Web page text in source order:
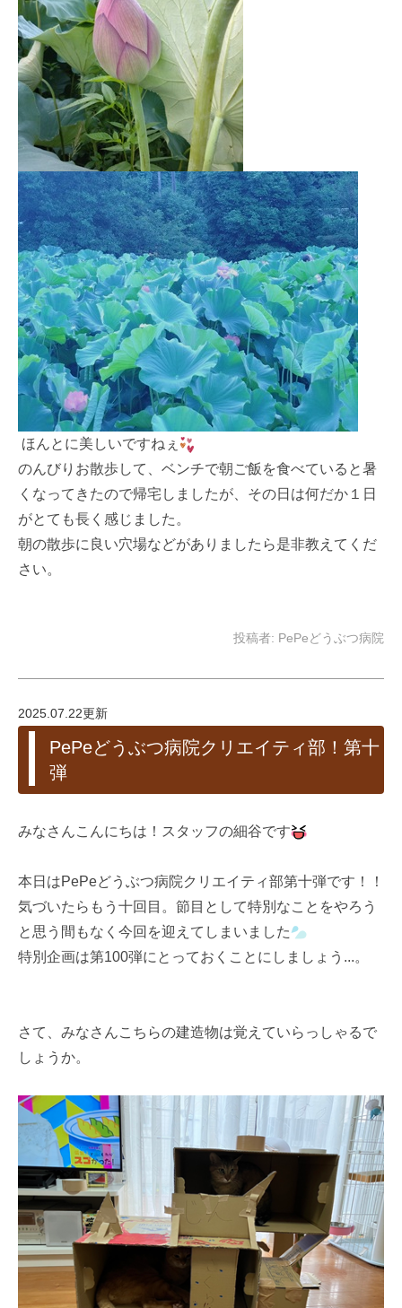
ほんとに美しいですねぇ
のんびりお散歩して、ベンチで朝ご飯を食べていると暑
くなってきたので帰宅しましたが、その日は何だか１日
がとても長く感じました。
朝の散歩に良い穴場などがありましたら是非教えてくだ
さい。
投稿者: PePeどうぶつ病院
2025.07.22更新
PePeどうぶつ病院クリエイティ部！第十
弾
みなさんこんにちは！スタッフの細谷です
本日はPePeどうぶつ病院クリエイティ部第十弾です！！
気づいたらもう十回目。節目として特別なことをやろう
と思う間もなく今回を迎えてしまいました
特別企画は第100弾にとっておくことにしましょう...。
さて、みなさんこちらの建造物は覚えていらっしゃるで
しょうか。